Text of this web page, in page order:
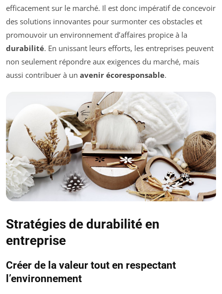
efficacement sur le marché. Il est donc impératif de concevoir
des solutions innovantes pour surmonter ces obstacles et
promouvoir un environnement d’affaires propice à la
durabilité. En unissant leurs efforts, les entreprises peuvent
non seulement répondre aux exigences du marché, mais
aussi contribuer à un avenir écoresponsable.
Stratégies de durabilité en
entreprise
Créer de la valeur tout en respectant
l’environnement